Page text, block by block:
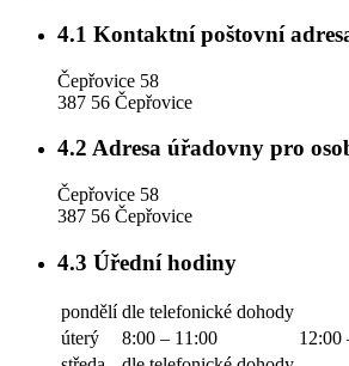
4.1 Kontaktní poštovní
Čepřovice 58
387 56 Čepřovice
4.2 Adresa úřadovny pro
Čepřovice 58
387 56 Čepřovice
4.3 Úřední hodiny
pondělí dle telefonické dohody
úterý
8:00 – 11:00
12:00